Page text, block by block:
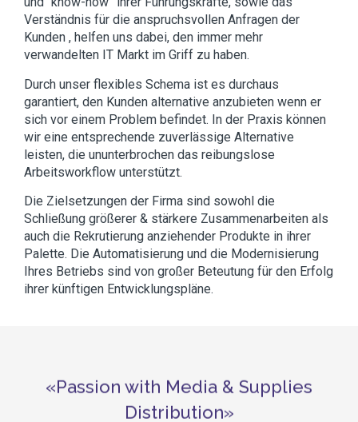
Verständnis für die anspruchsvollen Anfragen der
Kunden , helfen uns dabei, den immer mehr
verwandelten IT Markt im Griff zu haben.
Durch unser flexibles Schema ist es durchaus
garantiert, den Kunden alternative anzubieten wenn er
sich vor einem Problem befindet. In der Praxis können
wir eine entsprechende zuverlässige Alternative
leisten, die ununterbrochen das reibungslose
Arbeitsworkflow unterstützt.
Die Zielsetzungen der Firma sind sowohl die
Schließung größerer & stärkere Zusammenarbeiten als
auch die Rekrutierung anziehender Produkte in ihrer
Palette. Die Automatisierung und die Modernisierung
Ihres Betriebs sind von großer Beteutung für den Erfolg
ihrer künftigen Entwicklungspläne.
«Passion with Media & Supplies
Distribution»